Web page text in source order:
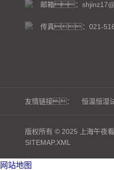
邮箱：
传真：021-
友情链接： 恒温恒湿
版权所有 © 2025 上海午夜
SITEMAP.XML
网站地图